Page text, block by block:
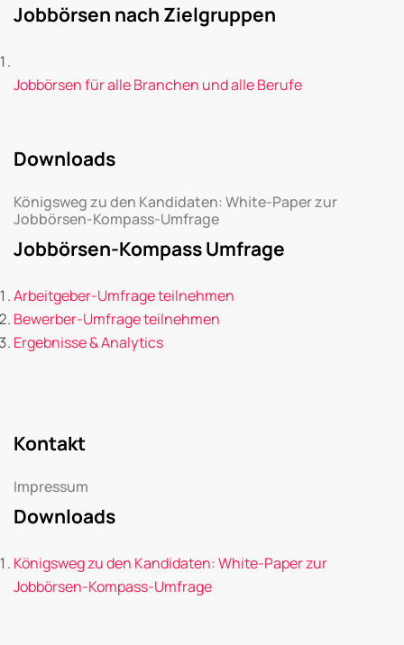
Jobbörsen nach Zielgruppen
Jobbörsen für alle Branchen und alle Berufe
Downloads
Königsweg zu den Kandidaten: White-Paper zur
Jobbörsen-Kompass-Umfrage
Jobbörsen-Kompass Umfrage
Arbeitgeber-Umfrage teilnehmen
Bewerber-Umfrage teilnehmen
Ergebnisse & Analytics
Kontakt
Impressum
Downloads
Königsweg zu den Kandidaten: White-Paper zur
Jobbörsen-Kompass-Umfrage